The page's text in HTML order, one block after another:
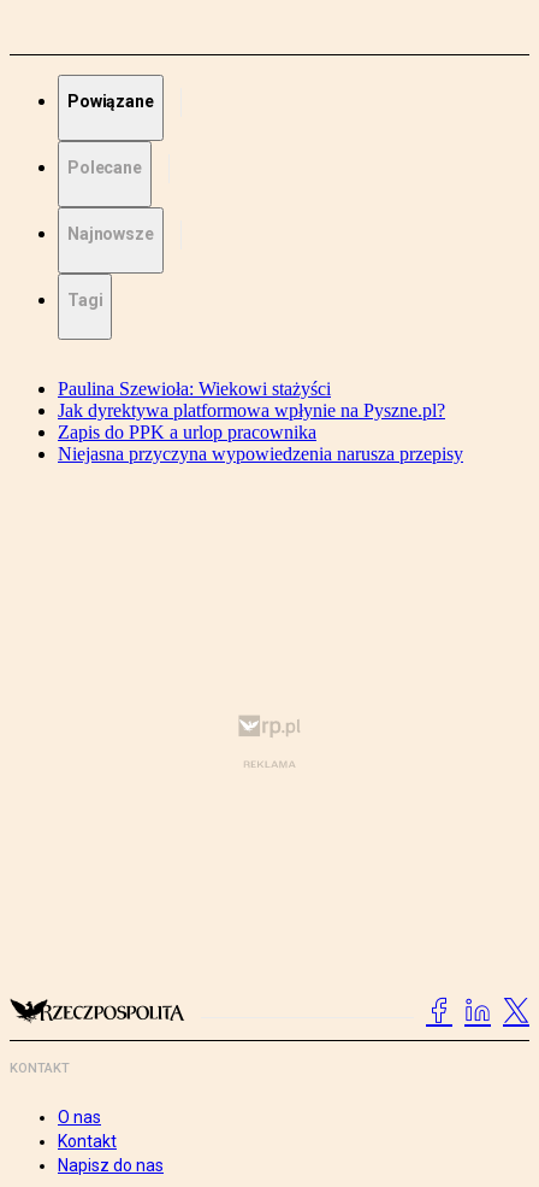
Powiązane
Polecane
Najnowsze
Tagi
Paulina Szewioła: Wiekowi stażyści
Jak dyrektywa platformowa wpłynie na Pyszne.pl?
Zapis do PPK a urlop pracownika
Niejasna przyczyna wypowiedzenia narusza przepisy
KONTAKT
O nas
Kontakt
Napisz do nas